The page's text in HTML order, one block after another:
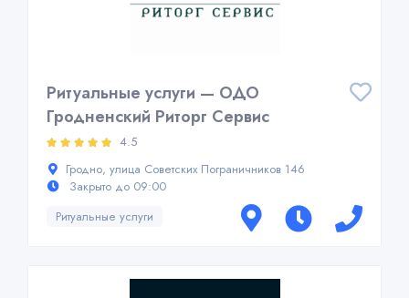
Ритуальные услуги — ОДО
Гродненский Риторг Сервис
4.5
Гродно, улица Советских Пограничников 146
Закрыто до 09:00
Ритуальные услуги